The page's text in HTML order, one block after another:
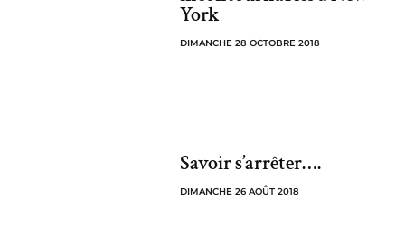
York
DIMANCHE 28 OCTOBRE 2018
Savoir s’arrêter….
DIMANCHE 26 AOÛT 2018